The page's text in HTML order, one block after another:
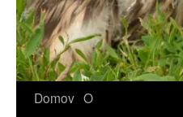
Domov O